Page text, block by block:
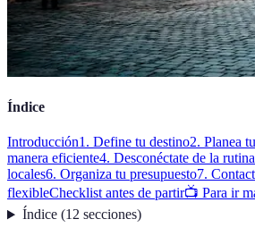
Índice
Introducción1. Define tu destino2. Planea
manera eficiente4. Desconéctate de la rutina
locales6. Organiza tu presupuesto7.
flexibleChecklist antes de partir📺 Para ir
Índice(12 secciones)